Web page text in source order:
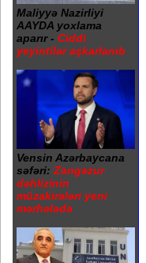
Maliyyə Nazirliyi
AAYDA yoxlama
aparır - Ciddi
yeyintilər aşkarlanıb
Vensin Azərbaycana
səfəri: Zəngəzur
dəhlizinin
müzakirələri yeni
mərhələdə